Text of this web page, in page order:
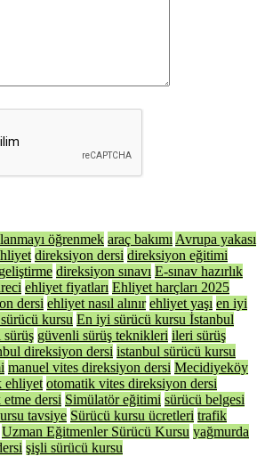
öğrenmek araç bakımı Avrupa yakası
direksiyon dersi direksiyon eğitimi
direksiyon sınavı E-sınav hazırlık
ehliyet fiyatları Ehliyet harçları 2025
dersi ehliyet nasıl alınır ehliyet yaşı en iyi
kursu En iyi sürücü kursu İstanbul
sürüş güvenli sürüş teknikleri ileri sürüş
direksiyon dersi istanbul sürücü kursu
manuel vites direksiyon dersi Mecidiyeköy
ehliyet otomatik vites direksiyon dersi
etme dersi Simülatör eğitimi sürücü belgesi
tavsiye Sürücü kursu ücretleri trafik
Uzman Eğitmenler Sürücü Kursu yağmurda
şişli sürücü kursu